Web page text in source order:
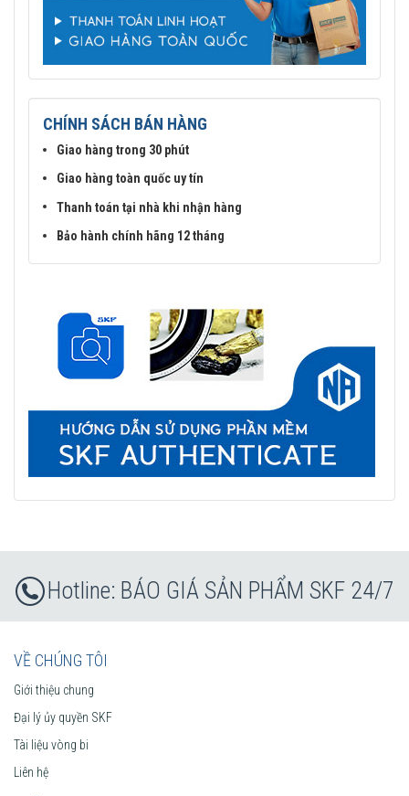
CHÍNH SÁCH BÁN HÀNG
Giao hàng trong 30 phút
Giao hàng toàn quốc uy tín
Thanh toán tại nhà khi nhận hàng
Bảo hành chính hãng 12 tháng
BÁO GIÁ SẢN PHẨM SKF 24/7
VỀ CHÚNG TÔI
Giới thiệu chung
Đại lý ủy quyền SKF
Tài liệu vòng bi
Liên hệ